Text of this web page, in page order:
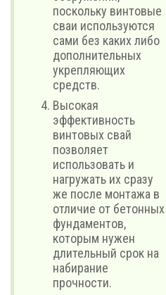
поскольку винтовые
сваи используются
сами без каких либо
дополнительных
укрепляющих
средств.
Высокая
эффективность
винтовых свай
позволяет
использовать и
нагружать их сразу
же после монтажа в
отличие от бетонных
фундаментов,
которым нужен
длительный срок на
набирание
прочности.